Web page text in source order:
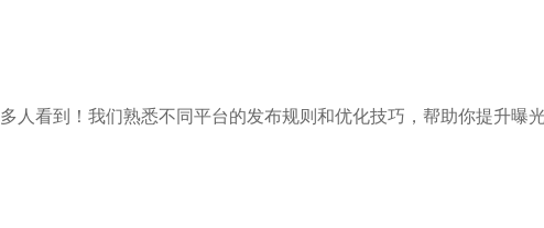
人看到！我们熟悉不同平台的发布规则和优化技巧，帮助你提升曝